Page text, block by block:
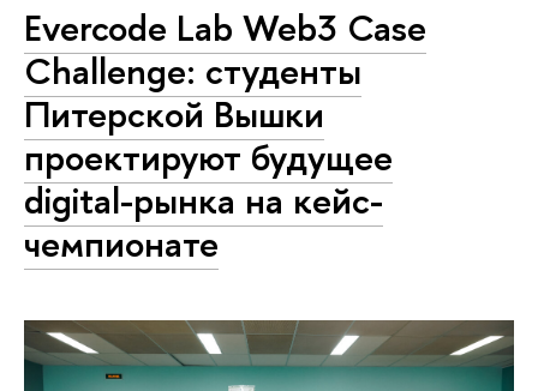
Evercode Lab Web3 Case
Challenge: студенты
Питерской Вышки
проектируют будущее
digital-рынка на кейс-
чемпионате